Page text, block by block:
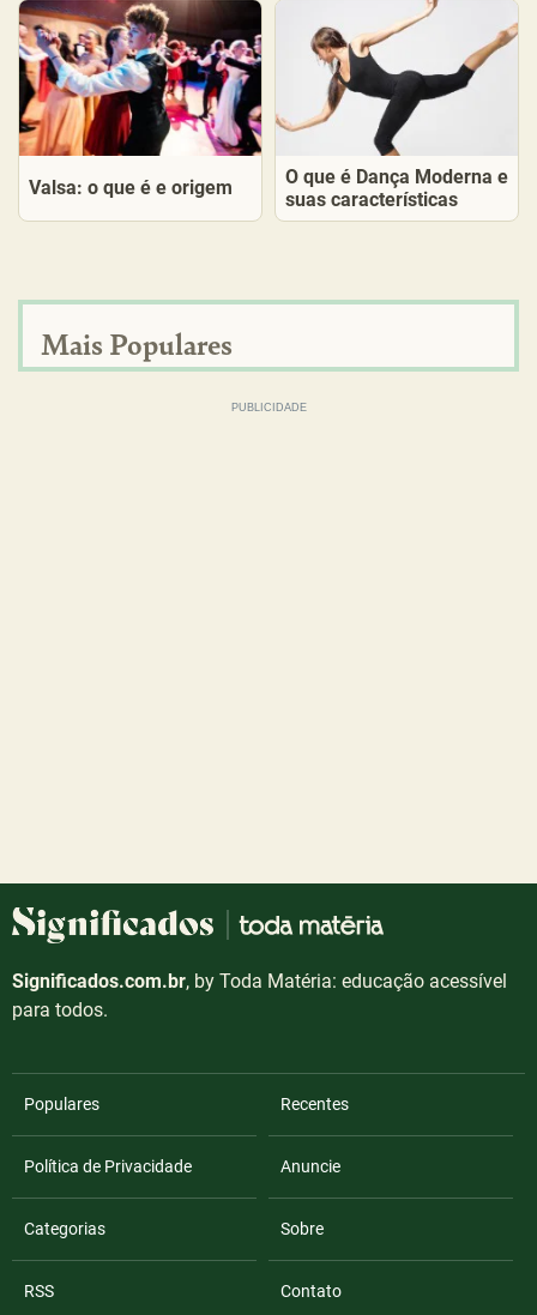
Valsa: o que é e origem
O que é Dança Moderna e
suas características
Mais Populares
Significados.com.br, by Toda Matéria: educação acessível
para todos.
Populares Recentes
Política de Privacidade Anuncie
Categorias Sobre
RSS Contato